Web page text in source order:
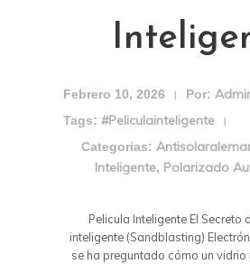
Febrero 10, 2026 Por:
Tags: #peliculainteligente
Categorias:
Inteligente, Polarizado
Pelicula Inteligente El Secreto
inteligente (Sandblasting)
se ha preguntado cómo un